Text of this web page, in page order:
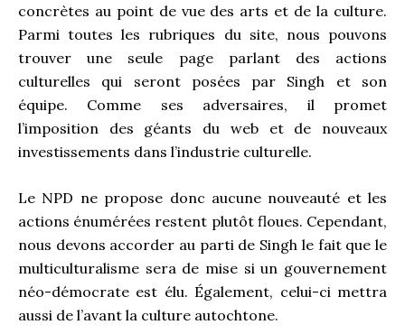
concrètes au point de vue des arts et de la culture.
Parmi toutes les rubriques du site, nous pouvons
trouver une seule page parlant des actions
culturelles qui seront posées par Singh et son
équipe. Comme ses adversaires, il promet
l’imposition des géants du web et de nouveaux
investissements dans l’industrie culturelle.
Le NPD ne propose donc aucune nouveauté et les
actions énumérées restent plutôt floues. Cependant,
nous devons accorder au parti de Singh le fait que le
multiculturalisme sera de mise si un gouvernement
néo-démocrate est élu. Également, celui-ci mettra
aussi de l’avant la culture autochtone.